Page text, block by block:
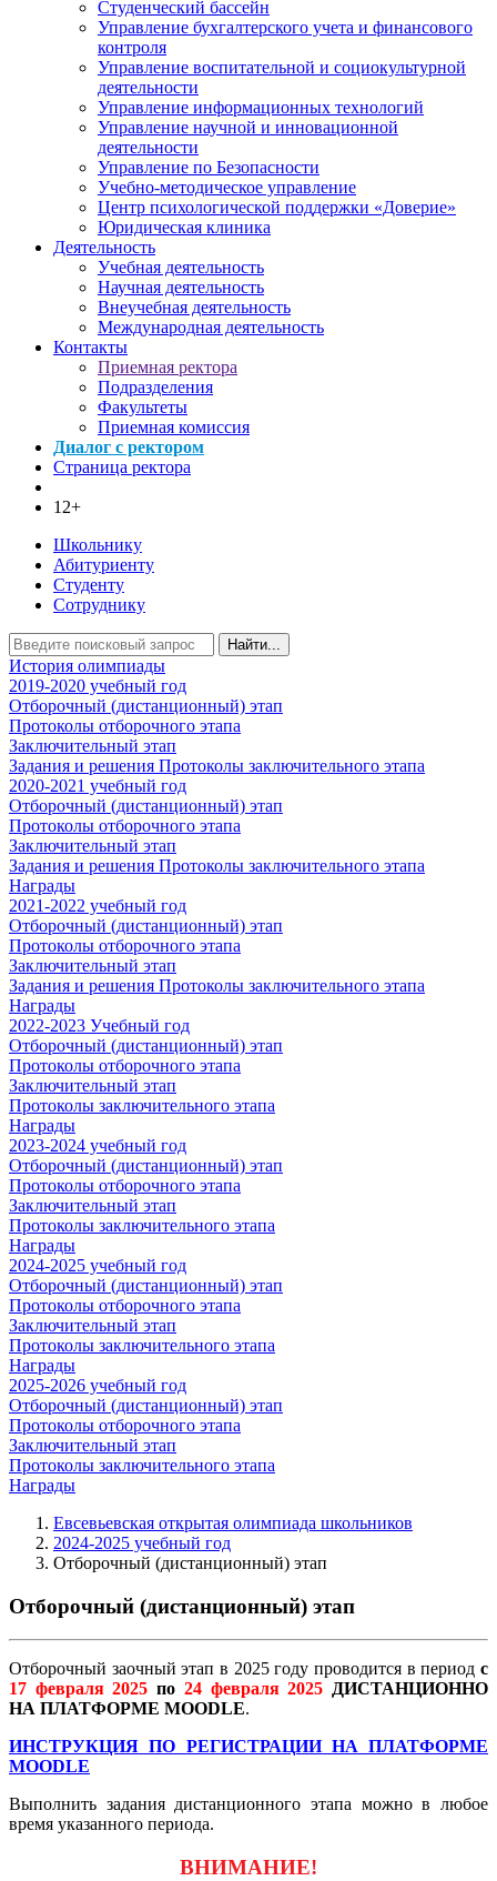
Студенческий бассейн
Управление бухгалтерского учета и финансового
контроля
Управление воспитательной и социокультурной
деятельности
Управление информационных технологий
Управление научной и инновационной
деятельности
Управление по Безопасности
Учебно-методическое управление
Центр психологической поддержки «Доверие»
Юридическая клиника
Деятельность
Учебная деятельность
Научная деятельность
Внеучебная деятельность
Международная деятельность
Контакты
Приемная ректора
Подразделения
Факультеты
Приемная комиссия
Диалог с ректором
Страница ректора
12+
Школьнику
Абитуриенту
Студенту
Сотруднику
Найти...
История олимпиады
2019-2020 учебный год
Отборочный (дистанционный) этап
Протоколы отборочного этапа
Заключительный этап
Задания и решения Протоколы заключительного этапа
2020-2021 учебный год
Отборочный (дистанционный) этап
Протоколы отборочного этапа
Заключительный этап
Задания и решения Протоколы заключительного этапа
Награды
2021-2022 учебный год
Отборочный (дистанционный) этап
Протоколы отборочного этапа
Заключительный этап
Задания и решения Протоколы заключительного этапа
Награды
2022-2023 Учебный год
Отборочный (дистанционный) этап
Протоколы отборочного этапа
Заключительный этап
Протоколы заключительного этапа
Награды
2023-2024 учебный год
Отборочный (дистанционный) этап
Протоколы отборочного этапа
Заключительный этап
Протоколы заключительного этапа
Награды
2024-2025 учебный год
Отборочный (дистанционный) этап
Протоколы отборочного этапа
Заключительный этап
Протоколы заключительного этапа
Награды
2025-2026 учебный год
Отборочный (дистанционный) этап
Протоколы отборочного этапа
Заключительный этап
Протоколы заключительного этапа
Награды
Евсевьевская открытая олимпиада школьников
2024-2025 учебный год
Отборочный (дистанционный) этап
Отборочный (дистанционный) этап
Отборочный заочный этап в 2025 году проводится в период с
17 февраля 2025 по 24 февраля 2025 ДИСТАНЦИОННО
НА ПЛАТФОРМЕ MOODLE.
ИНСТРУКЦИЯ ПО РЕГИСТРАЦИИ НА ПЛАТФОРМЕ
MOODLE
Выполнить задания дистанционного этапа можно в любое
время указанного периода.
ВНИМАНИЕ!